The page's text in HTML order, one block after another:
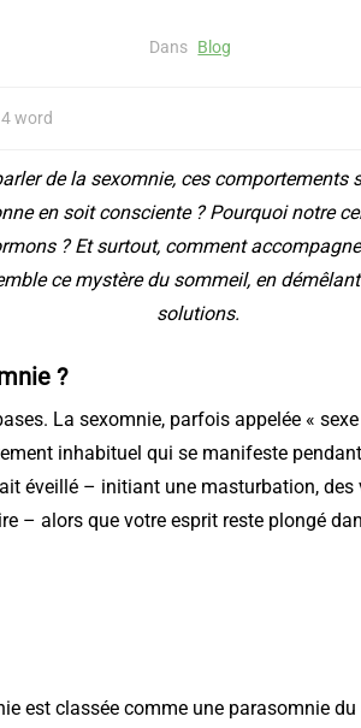
Dans Blog
word
de la sexomnie, ces comportements
en soit consciente ? Pourquoi notre
? Et surtout, comment
ce mystère du sommeil, en
solutions.
?
La sexomnie, parfois appelée «
inhabituel qui se manifeste
éveillé – initiant une masturbation,
– alors que votre esprit reste plongé
est classée comme une parasomnie
crise de
de mourir
ce qu’il